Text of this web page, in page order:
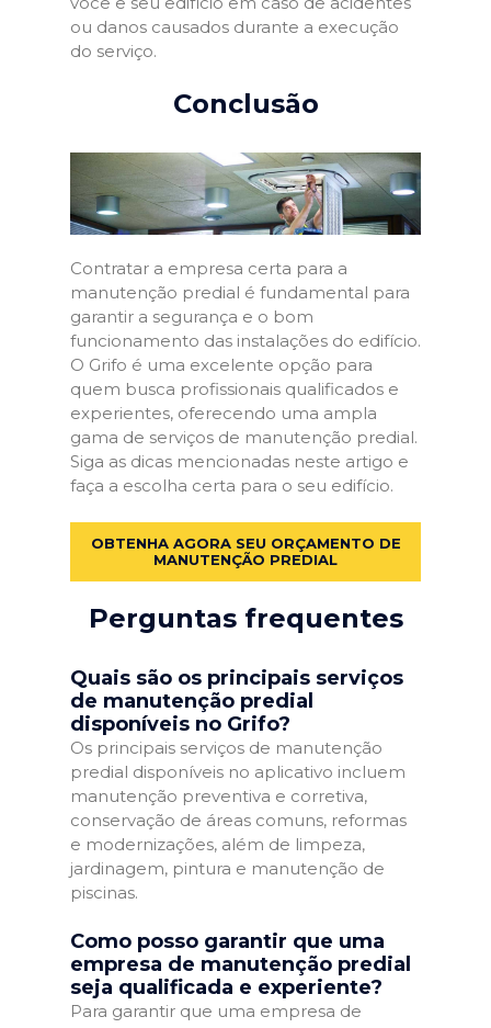
ou danos causados durante a execução
do serviço.
Conclusão
Contratar a empresa certa para a
manutenção predial é fundamental para
garantir a segurança e o bom
funcionamento das instalações do edifício.
O Grifo é uma excelente opção para
quem busca profissionais qualificados e
experientes, oferecendo uma ampla
gama de serviços de manutenção predial.
Siga as dicas mencionadas neste artigo e
faça a escolha certa para o seu edifício.
OBTENHA AGORA SEU ORÇAMENTO DE
MANUTENÇÃO PREDIAL
Perguntas frequentes
Quais são os principais serviços
de manutenção predial
disponíveis no Grifo?
Os principais serviços de manutenção
predial disponíveis no aplicativo incluem
manutenção preventiva e corretiva,
conservação de áreas comuns, reformas
e modernizações, além de limpeza,
jardinagem, pintura e manutenção de
piscinas.
Como posso garantir que uma
empresa de manutenção predial
seja qualificada e experiente?
Para garantir que uma empresa de